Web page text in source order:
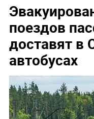
поездов
доставят в
автобусах